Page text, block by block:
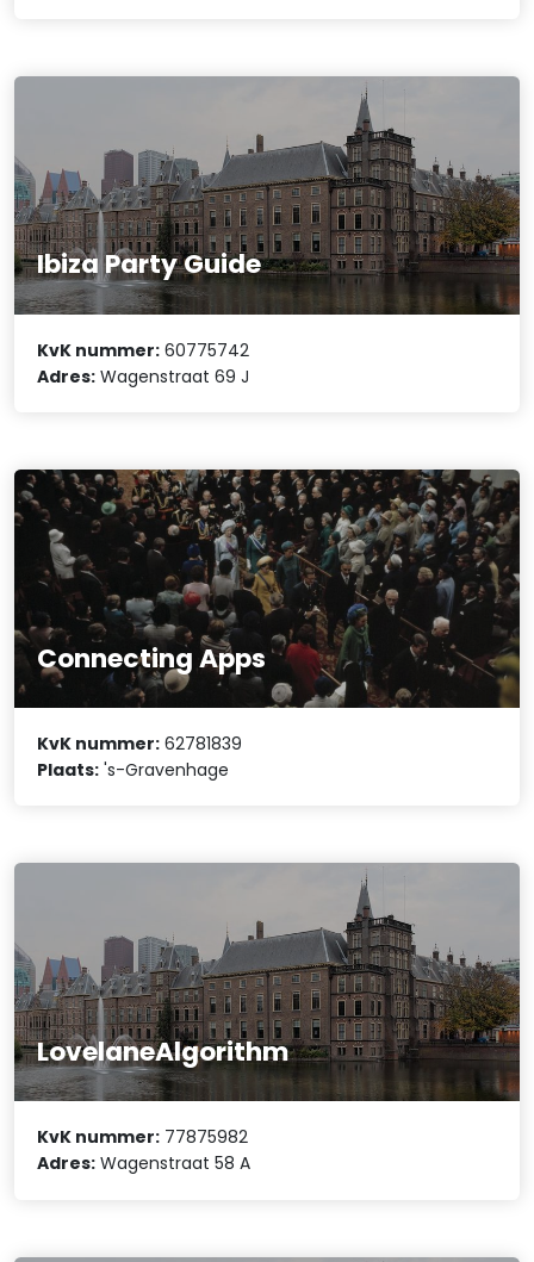
Ibiza Party Guide
KvK nummer: 60775742
Adres: Wagenstraat 69 J
Connecting Apps
KvK nummer: 62781839
Plaats: 's-Gravenhage
LovelaneAlgorithm
KvK nummer: 77875982
Adres: Wagenstraat 58 A